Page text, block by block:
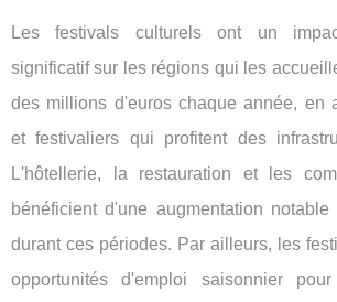
Les festivals culturels ont un
significatif sur les régions qui les
des millions d'euros chaque année, en
et festivaliers qui profitent des
L'hôtellerie, la restauration et les
bénéficient d'une augmentation
durant ces périodes. Par ailleurs, les
opportunités d'emploi saisonnier